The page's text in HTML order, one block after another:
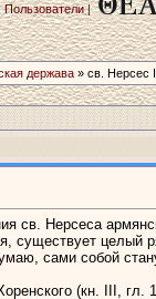
Пользователи|
держава» св. Нерсес I
св. Нерсеса
существует целый
сами собой
(кн. III,